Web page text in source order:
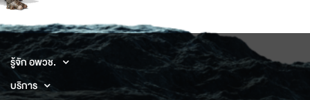
รู้จัก อพวช.
บริการ